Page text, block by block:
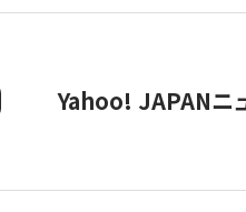
Yahoo! JAPANニ